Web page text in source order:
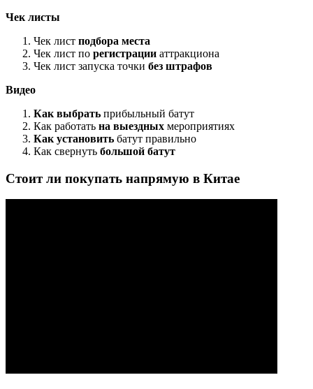
Чек листы
Чек лист подбора места
Чек лист по регистрации аттракциона
Чек лист запуска точки без штрафов
Видео
Как выбрать прибыльный батут
Как работать на выездных мероприятиях
Как установить батут правильно
Как свернуть большой батут
Стоит ли покупать напрямую в Китае